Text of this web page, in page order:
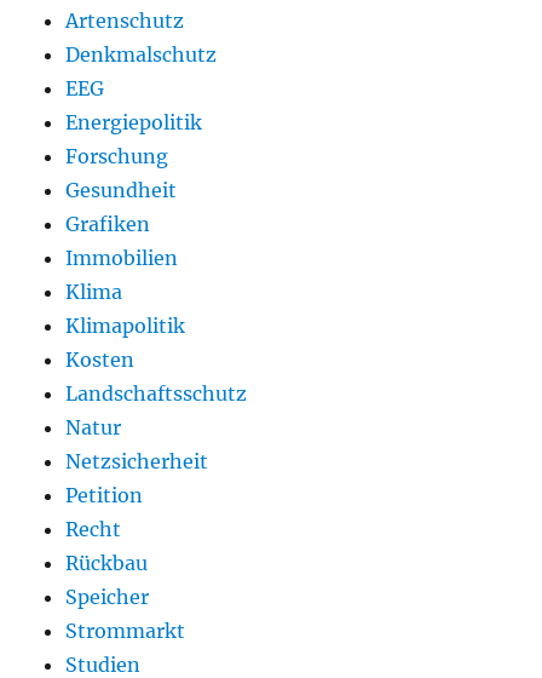
Artenschutz
Denkmalschutz
EEG
Energiepolitik
Forschung
Gesundheit
Grafiken
Immobilien
Klima
Klimapolitik
Kosten
Landschaftsschutz
Natur
Netzsicherheit
Petition
Recht
Rückbau
Speicher
Strommarkt
Studien